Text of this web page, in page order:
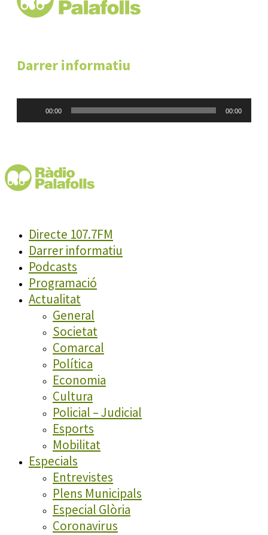
Darrer informatiu
00:00 00:00
Directe 107.7FM
Darrer informatiu
Podcasts
Programació
Actualitat
General
Societat
Comarcal
Política
Economia
Cultura
Policial – Judicial
Esports
Mobilitat
Especials
Entrevistes
Plens Municipals
Especial Glòria
Coronavirus